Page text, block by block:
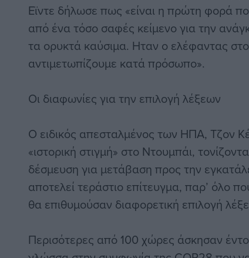
Εϊντε δήλωσε πως «είναι η πρώτη φορά
από ένα τόσο σαφές κείμενο για την
τα ορυκτά καύσιμα. Ηταν ο ελέφαντας
αντιμετωπίζουμε κατά πρόσωπο».
Οι διαφωνίες για την επιλογή λέξεων
Ο ειδικός απεσταλμένος των ΗΠΑ, Τζον
«ιστορική στιγμή» στο Ντουμπάι,
δέσμευση για μετάβαση προς την
αποτελεί τεράστιο επίτευγμα, παρ’ όλο
θα επιθυμούσαν διαφορετική επιλογή
Περισότερες από 100 χώρες άσκησαν